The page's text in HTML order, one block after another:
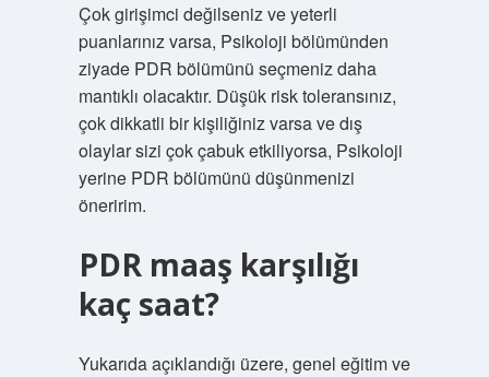
Çok girişimci değilseniz ve yeterli
puanlarınız varsa, Psikoloji bölümünden
ziyade PDR bölümünü seçmeniz daha
mantıklı olacaktır. Düşük risk toleransınız,
çok dikkatli bir kişiliğiniz varsa ve dış
olaylar sizi çok çabuk etkiliyorsa, Psikoloji
yerine PDR bölümünü düşünmenizi
öneririm.
PDR maaş karşılığı
kaç saat?
Yukarıda açıklandığı üzere, genel eğitim ve